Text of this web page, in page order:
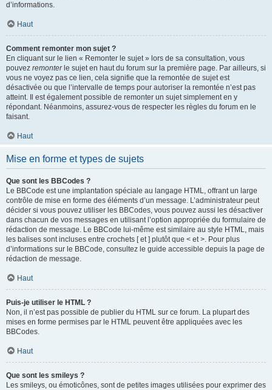
d’informations.
Haut
Comment remonter mon sujet ?
En cliquant sur le lien « Remonter le sujet » lors de sa consultation, vous
pouvez remonterle sujet en haut du forum sur la première page. Par ailleurs, si
vous ne voyez pas ce lien, cela signifie que la remontée de sujet est
désactivée ou que l’intervalle de temps pour autoriser la remontée n’est pas
atteint. Il est également possible de remonter un sujet simplement en y
répondant. Néanmoins, assurez-vous de respecter les règles du forum en le
faisant.
Haut
Mise en forme et types de sujets
Que sont les BBCodes ?
Le BBCode est une implantation spéciale au langage HTML, offrant un large
contrôle de mise en forme des éléments d’un message. L’administrateur peut
décider si vous pouvez utiliser les BBCodes, vous pouvez aussi les désactiver
dans chacun de vos messages en utilisant l’option appropriée du formulaire de
rédaction de message. Le BBCode lui-même est similaire au style HTML, mais
les balises sont incluses entre crochets [ et ] plutôt que < et >. Pour plus
d’informations sur le BBCode, consultez le guide accessible depuis la page de
rédaction de message.
Haut
Puis-je utiliser le HTML ?
Non, il n’est pas possible de publier du HTML sur ce forum. La plupart des
mises en forme permises par le HTML peuvent être appliquées avec les
BBCodes.
Haut
Que sont les smileys ?
Les smileys, ou émoticônes, sont de petites images utilisées pour exprimer des